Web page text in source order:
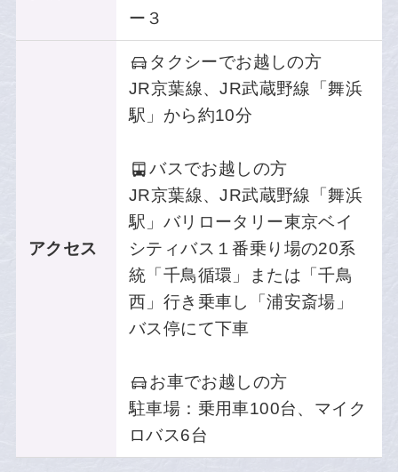
ー３
アクセス
タクシーでお越しの方
JR京葉線、JR武蔵野線「舞浜
駅」から約10分
バスでお越しの方
JR京葉線、JR武蔵野線「舞浜
駅」バリロータリー東京ベイ
シティバス１番乗り場の20系
統「千鳥循環」または「千鳥
西」行き乗車し「浦安斎場」
バス停にて下車
お車でお越しの方
駐車場：乗用車100台、マイク
ロバス6台